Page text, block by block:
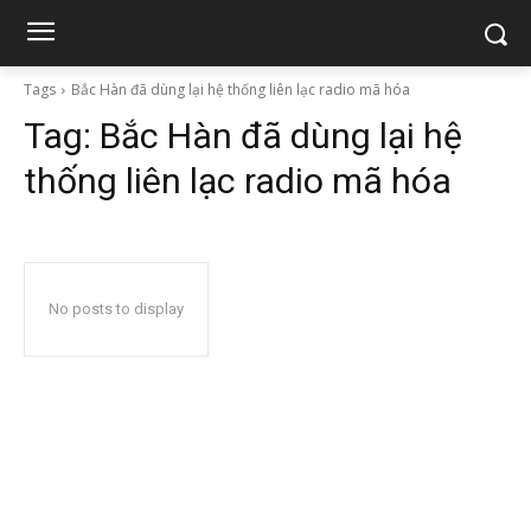
Tags Bắc Hàn đã dùng lại hệ thống liên lạc radio mã hóa
Tag: Bắc Hàn đã dùng lại hệ
thống liên lạc radio mã hóa
No posts to display